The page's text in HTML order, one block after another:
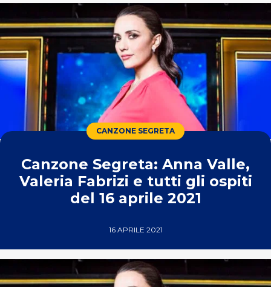
CANZONE SEGRETA
Canzone Segreta: Anna Valle,
Valeria Fabrizi e tutti gli ospiti
del 16 aprile 2021
16 APRILE 2021